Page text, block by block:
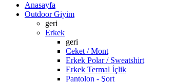
Anasayfa
Outdoor Giyim
geri
Erkek
geri
Ceket / Mont
Erkek Polar / Sweatshirt
Erkek Termal İçlik
Pantolon - Şort